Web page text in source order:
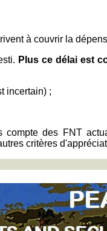
à couvrir la
Plus ce délai est
incertain) ;
des FNT
critères